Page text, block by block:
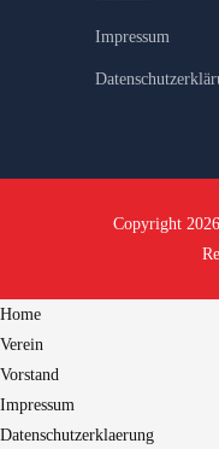
Impressum
Copyright
Home
Verein
Vorstand
Impressum
Datenschutzerklaerung